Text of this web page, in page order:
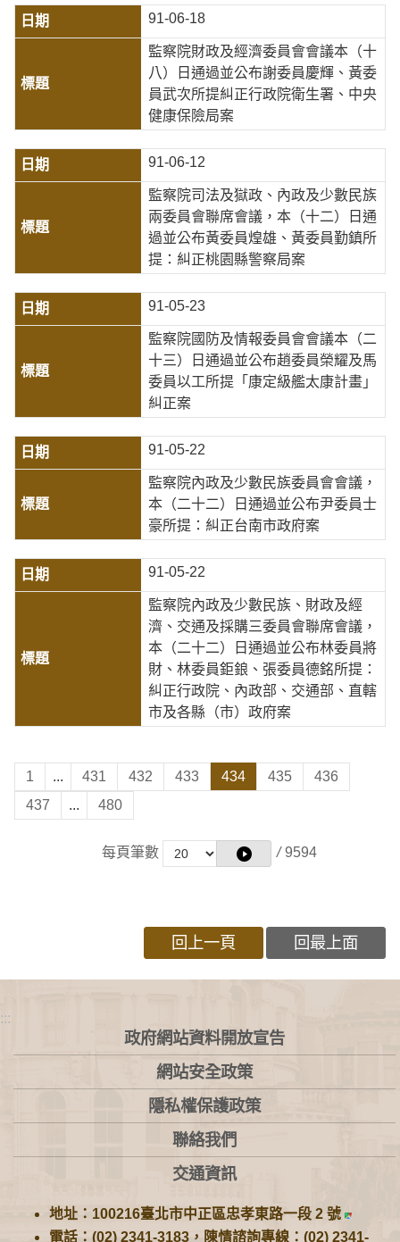
91-06-18
監察院財政及經濟委員會會議本（十
八）日通過並公布謝委員慶輝、黃委
員武次所提糾正行政院衛生署、中央
健康保險局案
91-06-12
監察院司法及獄政、內政及少數民族
兩委員會聯席會議，本（十二）日通
過並公布黃委員煌雄、黃委員勤鎮所
提：糾正桃園縣警察局案
91-05-23
監察院國防及情報委員會會議本（二
十三）日通過並公布趙委員榮耀及馬
委員以工所提「康定級艦太康計畫」
糾正案
91-05-22
監察院內政及少數民族委員會會議，
本（二十二）日通過並公布尹委員士
豪所提：糾正台南市政府案
91-05-22
監察院內政及少數民族、財政及經
濟、交通及採購三委員會聯席會議，
本（二十二）日通過並公布林委員將
財、林委員鉅鋃、張委員德銘所提：
糾正行政院、內政部、交通部、直轄
市及各縣（市）政府案
1 ... 431 432 433 434 435
436
437
... 480
每頁筆數 / 9594
回上一頁 回最上面
:::
政府網站資料開放宣告
網站安全政策
隱私權保護政策
聯絡我們
交通資訊
地址：100216臺北市中正區忠孝東路一段 2 號
電話：(02) 2341-3183，陳情諮詢專線：(02) 2341-